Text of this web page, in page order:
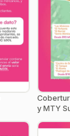
y MTY